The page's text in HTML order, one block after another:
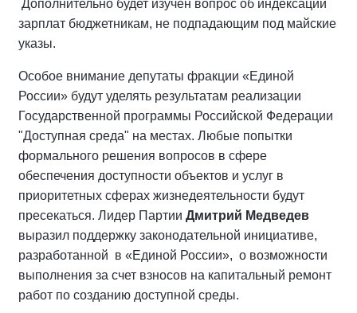
Дополнительно будет изучен вопрос об индексации
зарплат бюджетникам, не подпадающим под майские
указы.
Особое внимание депутаты фракции «Единой
России» будут уделять результатам реализации
Государственной программы Российской Федерации
"Доступная среда" на местах. Любые попытки
формального решения вопросов в сфере
обеспечения доступности объектов и услуг в
приоритетных сферах жизнедеятельности будут
пресекаться. Лидер Партии Дмитрий Медведев
выразил поддержку законодательной инициативе,
разработанной в «Единой России», о возможности
выполнения за счет взносов на капитальный ремонт
работ по созданию доступной среды.